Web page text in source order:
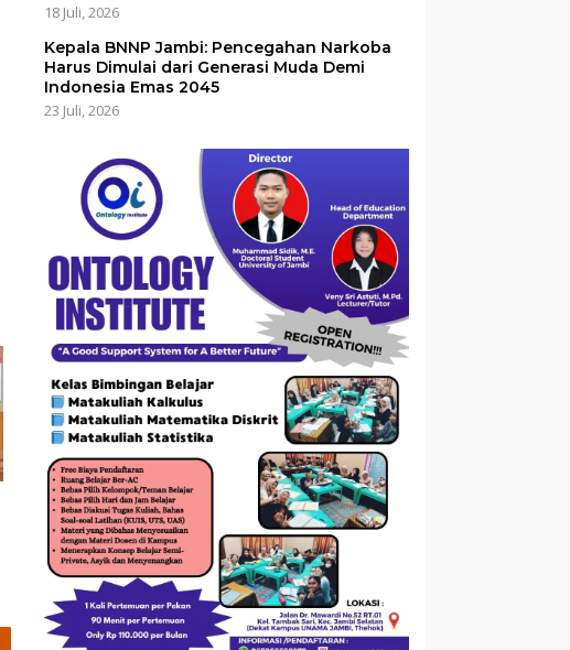
18 Juli, 2026
Kepala BNNP Jambi: Pencegahan Narkoba
Harus Dimulai dari Generasi Muda Demi
Indonesia Emas 2045
23 Juli, 2026